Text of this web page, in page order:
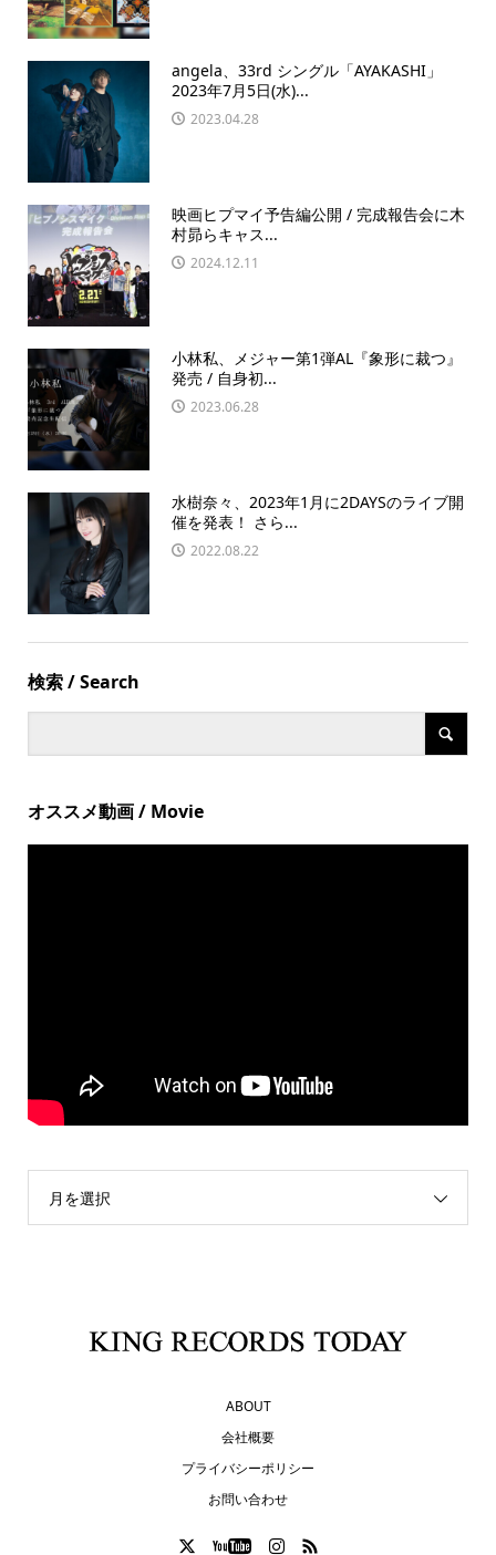
angela、33rd シングル「AYAKASHI」
2023年7月5日(水)...
2023.04.28
映画ヒプマイ予告編公開 / 完成報告会に木
村昴らキャス...
2024.12.11
小林私、メジャー第1弾AL『象形に裁つ』
発売 / 自身初...
2023.06.28
水樹奈々、2023年1月に2DAYSのライブ開
催を発表！ さら...
2022.08.22
検索 / Search
オススメ動画 / Movie
月を選択
ABOUT
会社概要
プライバシーポリシー
お問い合わせ